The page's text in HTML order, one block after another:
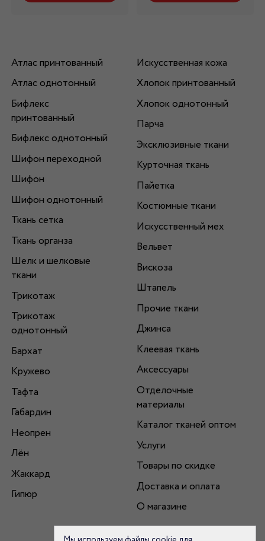
Атлас принтованный
Атлас однотонный
Бифлекс
принтованный
Бифлекс однотонный
Шифон переходной
Шифон
Шифон однотонный
Ткань сетка
Ткань органза
Шелк и шелковые
ткани
Трикотаж
Трикотаж
однотонный
Бархат
Кружево
Тафта
Габардин
Неопрен
Лён
Жаккард
Гипюр
Искусственная кожа
Хлопок принтованный
Хлопок однотонный
Парча
Эксклюзивные ткани
Курточная ткань
Пайетка
Костюмные ткани
Искусственный мех
Вельвет
Вискоза
Штапель
Прочие ткани
Джинса
Клеевая ткань
Аксессуары
Отделочные
материалы
Каталог тканей оптом
Услуги
Товары по скидке
Доставка и оплата
О магазине